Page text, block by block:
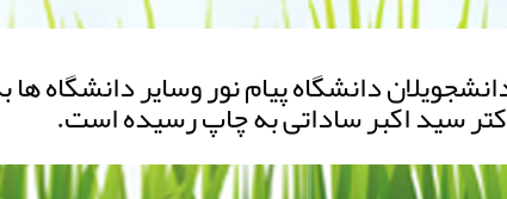
دانشگاه پیام نور وسایر دانشگاه
سید اکبر ساداتی به چاپ رسیده است.